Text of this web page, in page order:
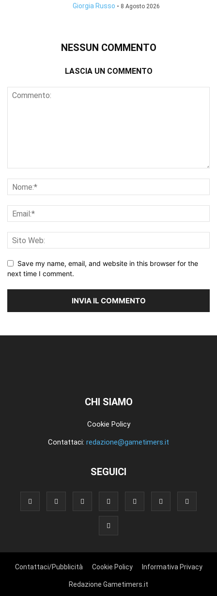
Giorgia Russo - 8 Agosto 2026
NESSUN COMMENTO
LASCIA UN COMMENTO
Save my name, email, and website in this browser for the
next time I comment.
CHI SIAMO
Cookie Policy
Contattaci: redazione@gametimers.it
SEGUICI
Contattaci/Pubblicità Cookie Policy Informativa Privacy
Redazione Gametimers.it